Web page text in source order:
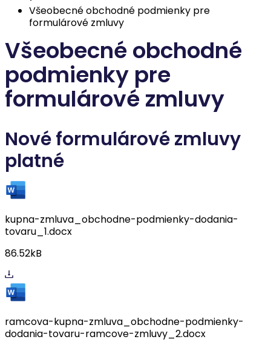
Všeobecné obchodné podmienky pre
formulárové zmluvy
Všeobecné obchodné
podmienky pre
formulárové zmluvy
Nové formulárové zmluvy
platné
kupna-zmluva_obchodne-podmienky-dodania-
tovaru_1.docx
86.52kB
ramcova-kupna-zmluva_obchodne-podmienky-
dodania-tovaru-ramcove-zmluvy_2.docx